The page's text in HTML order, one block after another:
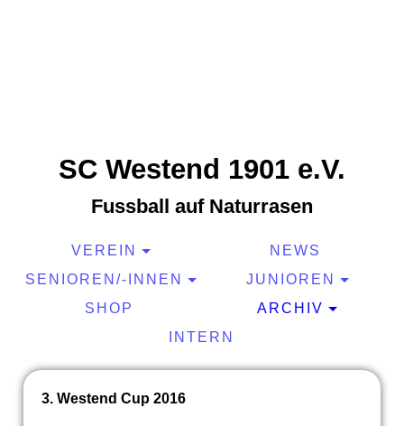
SC Westend 1901 e.V.
Fussball auf Naturrasen
VEREIN
NEWS
SENIOREN/-INNEN
JUNIOREN
SHOP
ARCHIV
INTERN
3. Westend Cup 2016